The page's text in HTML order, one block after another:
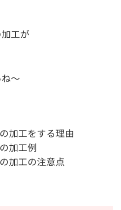
工が
～
加工をする理由
加工例
加工の注意点